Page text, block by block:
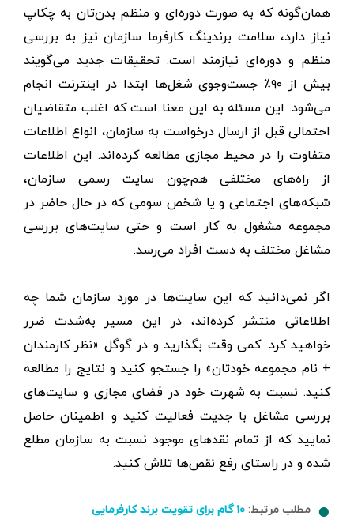
همان‌گونه که به صورت دوره‌ای و منظم بدن‌تان به چکاپ
نیاز دارد، سلامت برندینگ کارفرما سازمان نیز به بررسی
منظم و دوره‌ای نیازمند است. تحقیقات جدید می‌گویند
بیش از ۹۰٪ جست‌وجوی شغل‌ها ابتدا در اینترنت انجام
می‌شود. این مسئله به این معنا است که اغلب متقاضیان
احتمالی قبل از ارسال درخواست به سازمان، انواع اطلاعات
متفاوت را در محیط مجازی مطالعه کرده‌اند. این اطلاعات
از راه‌های مختلفی هم‌چون سایت رسمی سازمان،
شبکه‌های اجتماعی و یا شخص سومی که در حال حاضر در
مجموعه مشغول به کار است و حتی سایت‌های بررسی
مشاغل مختلف به دست افراد می‌رسد.
اگر نمی‌دانید که این سایت‌ها در مورد سازمان شما چه
اطلاعاتی منتشر کرده‌اند، در این مسیر به‌شدت ضرر
خواهید کرد. کمی وقت بگذارید و در گوگل «نظر کارمندان
+ نام مجموعه خودتان» را جستجو کنید و نتایج را مطالعه
کنید. نسبت به شهرت خود در فضای مجازی و سایت‌های
بررسی مشاغل با جدیت فعالیت کنید و اطمینان حاصل
نمایید که از تمام نقدهای موجود نسبت به سازمان مطلع
شده و در راستای رفع نقص‌ها تلاش کنید.
مطلب مرتبط: ۱۰ گام برای تقویت برند کارفرمایی